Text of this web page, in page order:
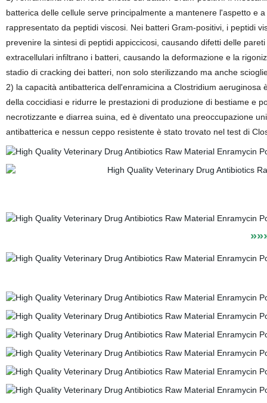
batterica delle cellule serve principalmente a mantenere l'aspetto e
rappresentato da peptidi viscosi. Nei batteri Gram-positivi, i peptidi
prevenire la sintesi di peptidi appiccicosi, causando difetti delle
extracellulari infiltrano i batteri, causando la deformazione e la
stadio di cracking dei batteri, non solo sterilizzando ma anche
2) la capacità antibatterica dell'enramicina a Clostridium
della coccidiasi e ridurre le prestazioni di produzione di bestiame e
necrotizzante e diarrea suina, ed è diventato una preoccupazione
antibatterica e nessun ceppo resistente è stato trovato nel test di
»»» »